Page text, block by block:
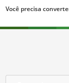
Você precisa